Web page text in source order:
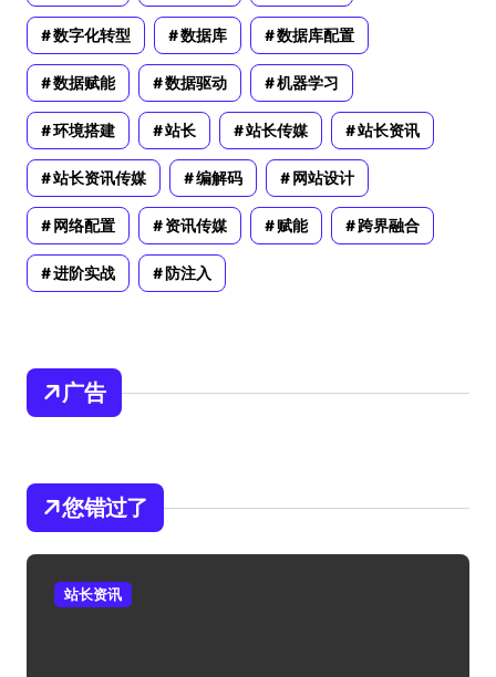
数字化转型 数据库 数据库配置
数据赋能 数据驱动 机器学习
环境搭建 站长 站长传媒 站长资讯
站长资讯传媒 编解码 网站设计
网络配置 资讯传媒 赋能 跨界融合
进阶实战 防注入
广告
您错过了
站长资讯